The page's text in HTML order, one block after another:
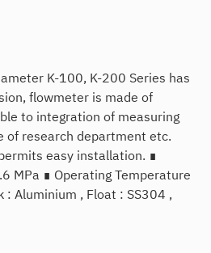
K-100, K-200 Series has
flowmeter is made of
to integration of measuring
of research department etc.
easy installation. ∎
MPa ∎ Operating Temperature
: Aluminium , Float : SS304 ,